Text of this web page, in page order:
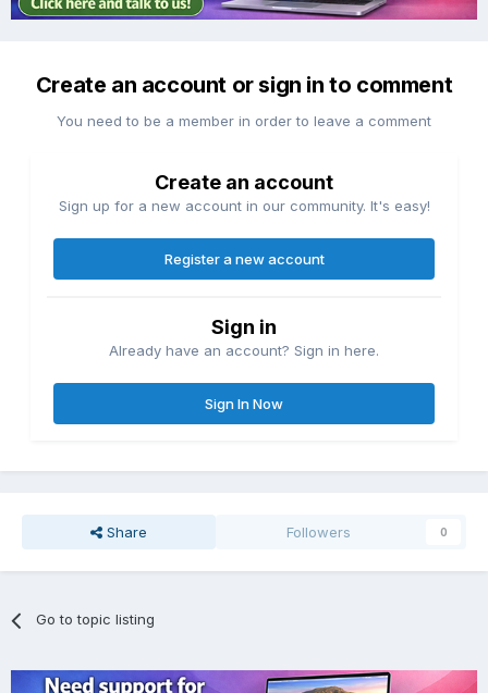
Create an account or sign in to comment
You need to be a member in order to leave a comment
Create an account
Sign up for a new account in our community. It's easy!
Register a new account
Sign in
Already have an account? Sign in here.
Sign In Now
Share Followers 0
Go to topic listing